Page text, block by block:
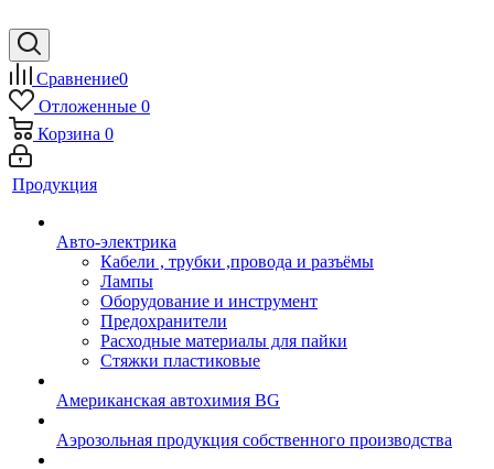
Сравнение0
Отложенные 0
Корзина 0
Продукция
Авто-электрика
Кабели , трубки ,провода и разъёмы
Лампы
Оборудование и инструмент
Предохранители
Расходные материалы для пайки
Стяжки пластиковые
Американская автохимия BG
Аэрозольная продукция собственного производства